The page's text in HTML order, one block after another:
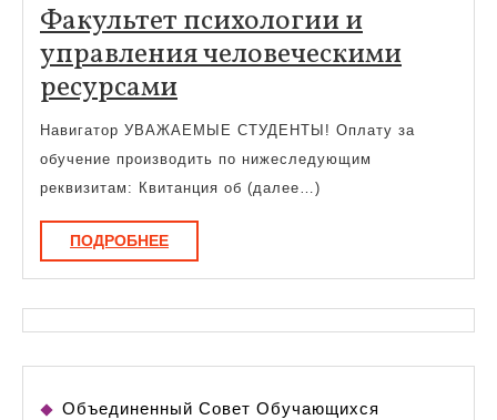
Факультет психологии и
управления человеческими
ресурсами
психологии
и
управления
человеческими
ресурсами
Навигатор УВАЖАЕМЫЕ СТУДЕНТЫ! Оплату за
обучение производить по нижеследующим
реквизитам: Квитанция об (далее…)
ПОДРОБНЕЕПОДРОБНЕЕ
Объединенный Совет Обучающихся